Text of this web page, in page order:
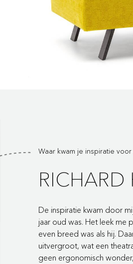
Waar kwam je inspiratie
RICHARD
De inspiratie kwam door
jaar oud was. Het leek me
even breed was als hij.
uitvergroot, wat een
geen ergonomisch